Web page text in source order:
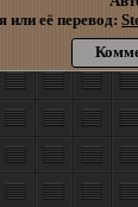
или её перевод: